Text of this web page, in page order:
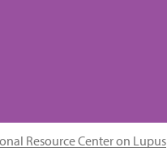
Resource Center on Lupus